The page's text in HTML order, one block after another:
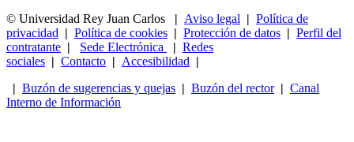
© Universidad Rey Juan Carlos
| Aviso legal | Política de
privacidad | Política de cookies | Protección de datos | Perfil del
contratante | Sede Electrónica | Redes
sociales | Contacto | Accesibilidad |
| Buzón de sugerencias y quejas | Buzón del rector| Canal
Interno de Información